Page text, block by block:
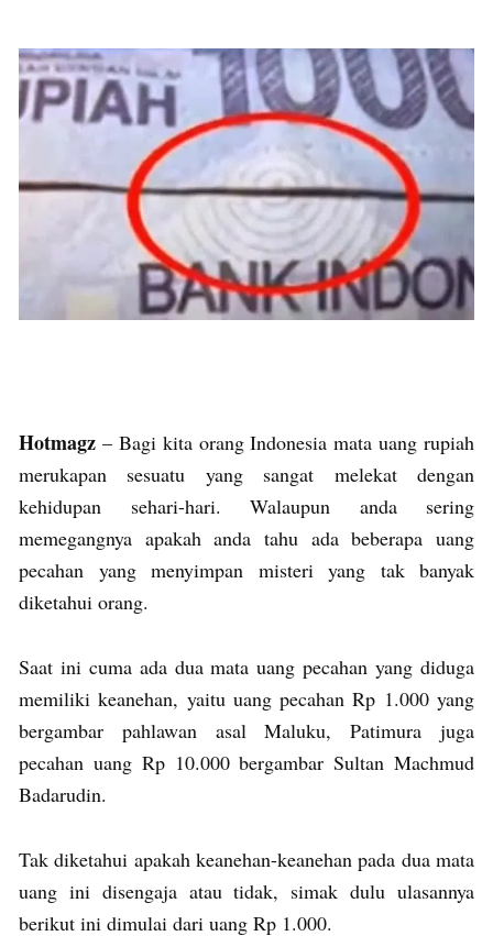
Hotmagz – Bagi kita orang Indonesia mata uang rupiah
merukapan sesuatu yang sangat melekat dengan
kehidupan sehari-hari. Walaupun anda sering
memegangnya apakah anda tahu ada beberapa uang
pecahan yang menyimpan misteri yang tak banyak
diketahui orang.
Saat ini cuma ada dua mata uang pecahan yang diduga
memiliki keanehan, yaitu uang pecahan Rp 1.000 yang
bergambar pahlawan asal Maluku, Patimura juga
pecahan uang Rp 10.000 bergambar Sultan Machmud
Badarudin.
Tak diketahui apakah keanehan-keanehan pada dua mata
uang ini disengaja atau tidak, simak dulu ulasannya
berikut ini dimulai dari uang Rp 1.000.